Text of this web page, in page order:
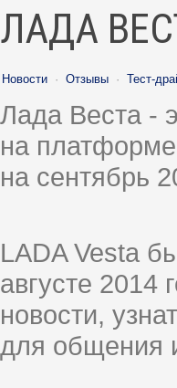
ЛАДА
Новости · Отзывы · Тест-
Лада Веста -
на
на сентябрь
LADA Vesta
августе 2014
новости,
для общения